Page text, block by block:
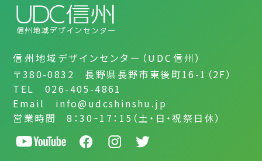
信州地域デザインセンター（UDC信州）
〒380-0832 長野県長野市東後町16-1（2F）
TEL 026-405-4861
Email info@udcshinshu.jp
営業時間 8：30~17：15（土・日・祝祭日休）